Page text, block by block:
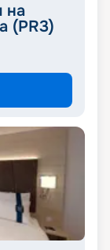
на
(PR3)